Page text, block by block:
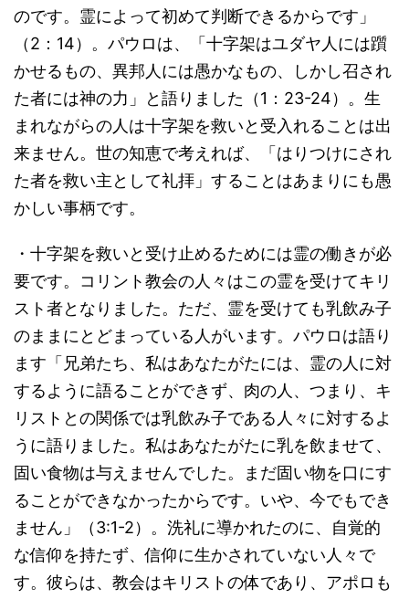
のです。霊によって初めて判断できるからです」
（2：14）。パウロは、「十字架はユダヤ人には躓
かせるもの、異邦人には愚かなもの、しかし召され
た者には神の力」と語りました（1：23-24）。生
まれながらの人は十字架を救いと受入れることは出
来ません。世の知恵で考えれば、「はりつけにされ
た者を救い主として礼拝」することはあまりにも愚
かしい事柄です。
・十字架を救いと受け止めるためには霊の働きが必
要です。コリント教会の人々はこの霊を受けてキリ
スト者となりました。ただ、霊を受けても乳飲み子
のままにとどまっている人がいます。パウロは語り
ます「兄弟たち、私はあなたがたには、霊の人に対
するように語ることができず、肉の人、つまり、キ
リストとの関係では乳飲み子である人々に対するよ
うに語りました。私はあなたがたに乳を飲ませて、
固い食物は与えませんでした。まだ固い物を口にす
ることができなかったからです。いや、今でもでき
ません」（3:1-2）。洗礼に導かれたのに、自覚的
な信仰を持たず、信仰に生かされていない人々で
す。彼らは、教会はキリストの体であり、アポロも